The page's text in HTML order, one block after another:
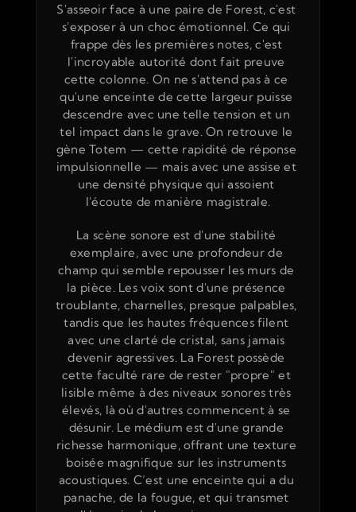
S'asseoir face à une paire de Forest, c'est
s'exposer à un choc émotionnel. Ce qui
frappe dès les premières notes, c'est
l'incroyable autorité dont fait preuve
cette colonne. On ne s'attend pas à ce
qu'une enceinte de cette largeur puisse
descendre avec une telle tension et un
tel impact dans le grave. On retrouve le
gène Totem — cette rapidité de réponse
impulsionnelle — mais avec une assise et
une densité physique qui assoient
l'écoute de manière magistrale.
La scène sonore est d'une stabilité
exemplaire, avec une profondeur de
champ qui semble repousser les murs de
la pièce. Les voix sont d'une présence
troublante, charnelles, presque palpables,
tandis que les hautes fréquences filent
avec une clarté de cristal, sans jamais
devenir agressives. La Forest possède
cette faculté rare de rester "propre" et
lisible même à des niveaux sonores très
élevés, là où d'autres commencent à se
désunir. Le médium est d'une grande
richesse harmonique, offrant une texture
boisée magnifique sur les instruments
acoustiques. C’est une enceinte qui a du
panache, de la fougue, et qui transmet